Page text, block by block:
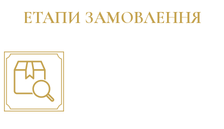
ЕТАПИ ЗАМОВЛЕННЯ